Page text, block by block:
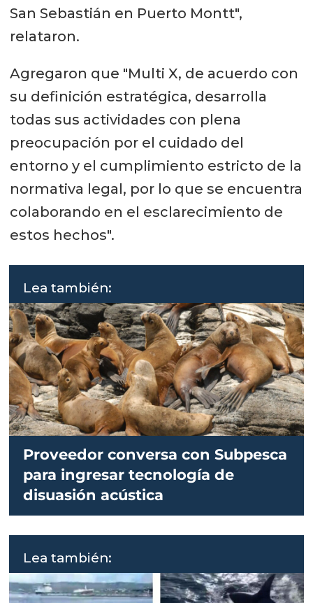
San Sebastián en Puerto Montt",
relataron.
Agregaron que "Multi X, de acuerdo con
su definición estratégica, desarrolla
todas sus actividades con plena
preocupación por el cuidado del
entorno y el cumplimiento estricto de la
normativa legal, por lo que se encuentra
colaborando en el esclarecimiento de
estos hechos".
Lea también:
Proveedor conversa con Subpesca
para ingresar tecnología de
disuasión acústica
Lea también: